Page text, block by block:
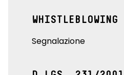
WHISTLEBLOWING
Segnalazione